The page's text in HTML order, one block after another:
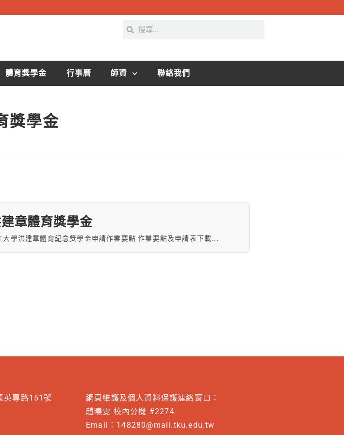
體育獎學金 行事曆 師資 聯絡我們
獎學金
章體育獎學金
大學洪建章體育紀念獎學金申請作業要點 作業要點及申請表下載...
英專路151號
網頁維護及個人資料保護連絡窗口：
趙曉雯 校內分機 #2274
Email： 148280@mail.tku.edu.tw